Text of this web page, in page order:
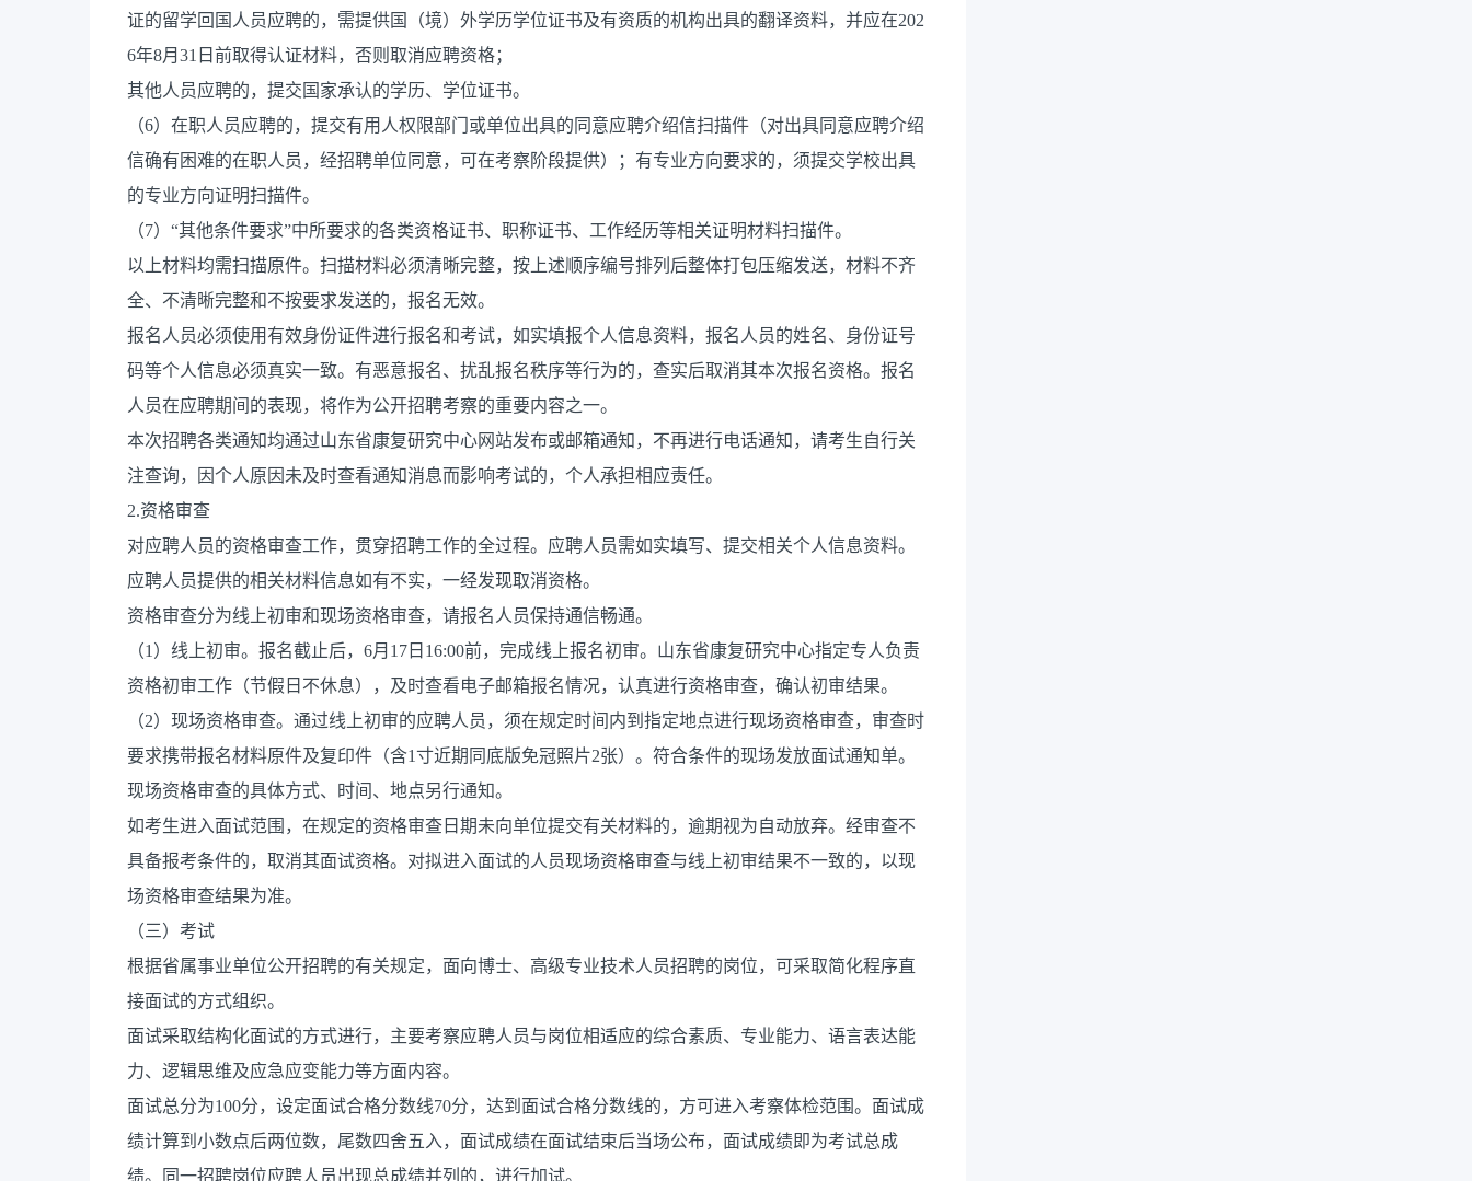
证的留学回国人员应聘的，需提供国（境）外学历学位证书及有资质的机构出具的翻译资料，并应在202
6年8月31日前取得认证材料，否则取消应聘资格；
其他人员应聘的，提交国家承认的学历、学位证书。
（6）在职人员应聘的，提交有用人权限部门或单位出具的同意应聘介绍信扫描件（对出具同意应聘介绍
信确有困难的在职人员，经招聘单位同意，可在考察阶段提供）；有专业方向要求的，须提交学校出具
的专业方向证明扫描件。
（7）“其他条件要求”中所要求的各类资格证书、职称证书、工作经历等相关证明材料扫描件。
以上材料均需扫描原件。扫描材料必须清晰完整，按上述顺序编号排列后整体打包压缩发送，材料不齐
全、不清晰完整和不按要求发送的，报名无效。
报名人员必须使用有效身份证件进行报名和考试，如实填报个人信息资料，报名人员的姓名、身份证号
码等个人信息必须真实一致。有恶意报名、扰乱报名秩序等行为的，查实后取消其本次报名资格。报名
人员在应聘期间的表现，将作为公开招聘考察的重要内容之一。
本次招聘各类通知均通过山东省康复研究中心网站发布或邮箱通知，不再进行电话通知，请考生自行关
注查询，因个人原因未及时查看通知消息而影响考试的，个人承担相应责任。
2.资格审查
对应聘人员的资格审查工作，贯穿招聘工作的全过程。应聘人员需如实填写、提交相关个人信息资料。
应聘人员提供的相关材料信息如有不实，一经发现取消资格。
资格审查分为线上初审和现场资格审查，请报名人员保持通信畅通。
（1）线上初审。报名截止后，6月17日16:00前，完成线上报名初审。山东省康复研究中心指定专人负责
资格初审工作（节假日不休息），及时查看电子邮箱报名情况，认真进行资格审查，确认初审结果。
（2）现场资格审查。通过线上初审的应聘人员，须在规定时间内到指定地点进行现场资格审查，审查时
要求携带报名材料原件及复印件（含1寸近期同底版免冠照片2张）。符合条件的现场发放面试通知单。
现场资格审查的具体方式、时间、地点另行通知。
如考生进入面试范围，在规定的资格审查日期未向单位提交有关材料的，逾期视为自动放弃。经审查不
具备报考条件的，取消其面试资格。对拟进入面试的人员现场资格审查与线上初审结果不一致的，以现
场资格审查结果为准。
（三）考试
根据省属事业单位公开招聘的有关规定，面向博士、高级专业技术人员招聘的岗位，可采取简化程序直
接面试的方式组织。
面试采取结构化面试的方式进行，主要考察应聘人员与岗位相适应的综合素质、专业能力、语言表达能
力、逻辑思维及应急应变能力等方面内容。
面试总分为100分，设定面试合格分数线70分，达到面试合格分数线的，方可进入考察体检范围。面试成
绩计算到小数点后两位数，尾数四舍五入，面试成绩在面试结束后当场公布，面试成绩即为考试总成
绩。同一招聘岗位应聘人员出现总成绩并列的，进行加试。